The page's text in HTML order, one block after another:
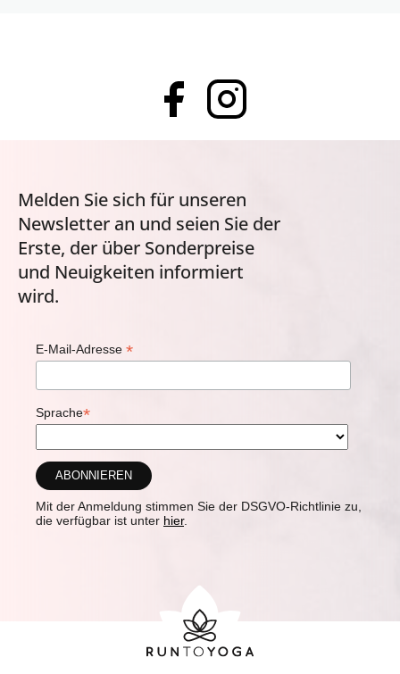
Melden Sie sich für unseren
Newsletter an und seien Sie der
Erste, der über Sonderpreise
und Neuigkeiten informiert
wird.
E-Mail-Adresse *
Sprache*
Mit der Anmeldung stimmen Sie der DSGVO-Richtlinie zu,
die verfügbar ist unter hier.